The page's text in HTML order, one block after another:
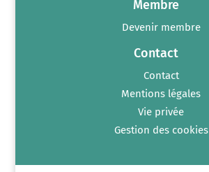
Membre
Devenir membre
Contact
Contact
Mentions légales
Vie privée
Gestion des cookies